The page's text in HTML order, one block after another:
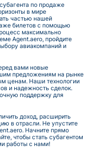
по продаже
в мире
частью нашей
билетов с помощью
максимально
Agent.aero, пройдите
авиакомпаний и
вами новые
предложениям на рынке
ценам. Наши технологии
и надежность сделок.
поддержку для
доход, расширить
в отрасли. Не упустите
Начните прямо
чтобы стать субагентом
работы с нами!